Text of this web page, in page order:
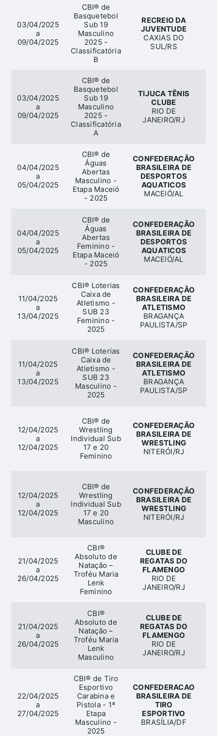
03/04/2025
a
09/04/2025
CBI® de
Basquetebol
Sub 19
Masculino
2025 -
Classificatória
B
RECREIO DA
JUVENTUDE
CAXIAS DO
SUL/RS
03/04/2025
a
09/04/2025
CBI® de
Basquetebol
Sub 19
Masculino
2025 -
Classificatória
A
TIJUCA TÊNIS
CLUBE
RIO DE
JANEIRO/RJ
04/04/2025
a
05/04/2025
CBI® de
Águas
Abertas
Masculino -
Etapa Maceió
- 2025
CONFEDERAÇÃO
BRASILEIRA DE
DESPORTOS
AQUATICOS
MACEIÓ/AL
04/04/2025
a
05/04/2025
CBI® de
Águas
Abertas
Feminino -
Etapa Maceió
- 2025
CONFEDERAÇÃO
BRASILEIRA DE
DESPORTOS
AQUATICOS
MACEIÓ/AL
11/04/2025
a
13/04/2025
CBI® Loterias
Caixa de
Atletismo -
SUB 23
Feminino -
2025
CONFEDERAÇÃO
BRASILEIRA DE
ATLETISMO
BRAGANÇA
PAULISTA/SP
11/04/2025
a
13/04/2025
CBI® Loterias
Caixa de
Atletismo -
SUB 23
Masculino -
2025
CONFEDERAÇÃO
BRASILEIRA DE
ATLETISMO
BRAGANÇA
PAULISTA/SP
12/04/2025
a
12/04/2025
CBI® de
Wrestling
Individual Sub
17 e 20
Feminino
CONFEDERAÇÃO
BRASILEIRA DE
WRESTLING
NITERÓI/RJ
12/04/2025
a
12/04/2025
CBI® de
Wrestling
Individual Sub
17 e 20
Masculino
CONFEDERAÇÃO
BRASILEIRA DE
WRESTLING
NITERÓI/RJ
21/04/2025
a
26/04/2025
CBI®
Absoluto de
Natação –
Troféu Maria
Lenk
Feminino
CLUBE DE
REGATAS DO
FLAMENGO
RIO DE
JANEIRO/RJ
21/04/2025
a
26/04/2025
CBI®
Absoluto de
Natação –
Troféu Maria
Lenk
Masculino
CLUBE DE
REGATAS DO
FLAMENGO
RIO DE
JANEIRO/RJ
22/04/2025
a
27/04/2025
CBI® de Tiro
Esportivo
Carabina e
Pistola - 1ª
Etapa
Masculino -
2025
CONFEDERACAO
BRASILEIRA DE
TIRO
ESPORTIVO
BRASÍLIA/DF